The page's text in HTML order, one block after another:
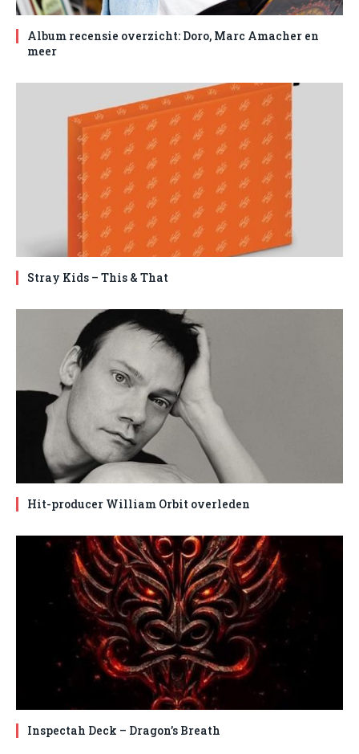
Album recensie overzicht: Doro, Marc Amacher en
meer
Stray Kids – This & That
Hit-producer William Orbit overleden
Inspectah Deck – Dragon’s Breath